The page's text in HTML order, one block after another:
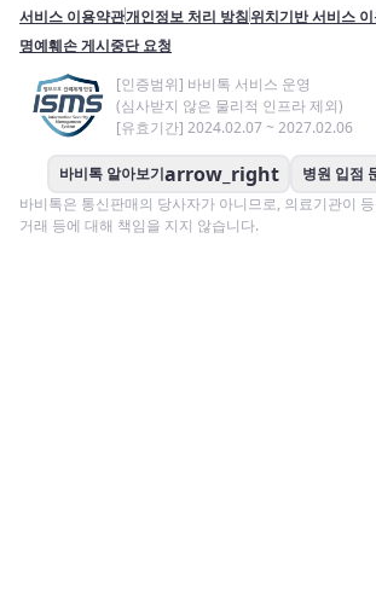
서비스 이용약관개인정보 처리 방침위치기반 서비스
명예훼손 게시중단 요청
[인증범위] 바비톡 서비스 운영
(심사받지 않은 물리적 인프라 제외)
[유효기간] 2024.02.07 ~ 2027.02.06
바비톡 알아보기arrow_right 병원 입점
바비톡은 통신판매의 당사자가 아니므로, 의료기관이
거래 등에 대해 책임을 지지 않습니다.